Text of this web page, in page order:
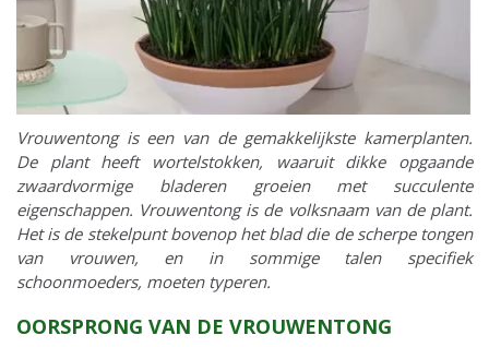
Vrouwentong is een van de gemakkelijkste kamerplanten.
De plant heeft wortelstokken, waaruit dikke opgaande
zwaardvormige bladeren groeien met succulente
eigenschappen. Vrouwentong is de volksnaam van de plant.
Het is de stekelpunt bovenop het blad die de scherpe tongen
van vrouwen, en in sommige talen specifiek
schoonmoeders, moeten typeren.
OORSPRONG VAN DE VROUWENTONG